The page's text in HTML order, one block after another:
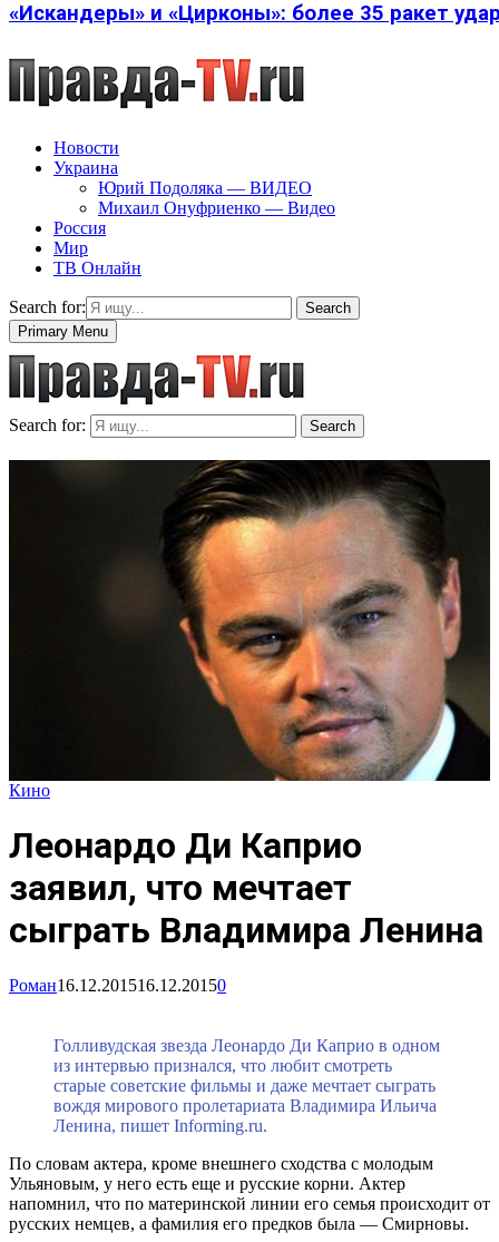
«Искандеры» и «Цирконы»: более 35 ракет
Новости
Украина
Юрий Подоляка — ВИДЕО
Михаил Онуфриенко — Видео
Россия
Мир
ТВ Онлайн
Search for:
Search
Primary Menu
Search for: Search
Кино
Леонардо Ди Каприо
заявил, что мечтает
сыграть Владимира Ленина
Роман16.12.201516.12.20150
Голливудская звезда Леонардо Ди Каприо в одном
из интервью признался, что любит смотреть
старые советские фильмы и даже мечтает сыграть
вождя мирового пролетариата Владимира Ильича
Ленина, пишет Informing.ru.
По словам актера, кроме внешнего сходства с молодым
Ульяновым, у него есть еще и русские корни. Актер
напомнил, что по материнской линии его семья происходит от
русских немцев, а фамилия его предков была — Смирновы.